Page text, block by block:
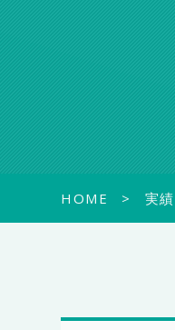
HOME 実績